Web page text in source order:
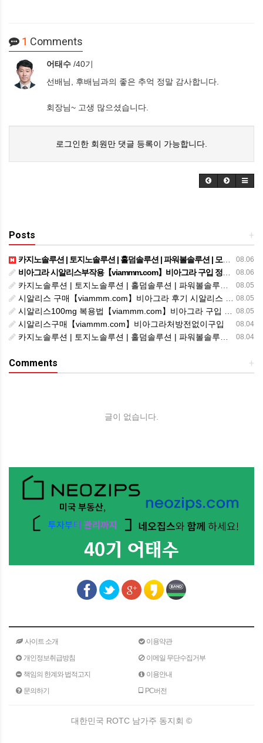
1 Comments
어태수 /40기
선배님, 후배님과의 좋은 추억 정말 감사합니다.
회장님~ 고생 많으셨습니다.
로그인한 회원만 댓글 등록이 가능합니다.
+
Posts
08.06
카지노솔루션 | 토지노솔루션 | 홀덤솔루션 | 파워볼솔루션 | 모아솔루션
08.06
비아그라 시알리스부작용【viammm.com】비아그라 구입 정품비아그라 시알리스발기부전
08.05
카지노솔루션 | 토지노솔루션 | 홀덤솔루션 | 파워볼솔루션 | 모아솔루션
08.05
시알리스 구매【viammm.com】비아그라 후기 시알리스 파는곳
08.05
시알리스100mg 복용법【viammm.com】비아그라 구입 시알리스20mg 복용법
08.04
시알리스구매【viammm.com】비아그라처방전없이구입
08.04
카지노솔루션 | 토지노솔루션 | 홀덤솔루션 | 파워볼솔루션 | 모아솔루션
+
Comments
글이 없습니다.
사이트 소개
이용약관
개인정보취급방침
이메일 무단수집거부
책임의 한계와 법적고지
이용안내
문의하기
PC버전
대한민국 ROTC 남가주 동지회 ©